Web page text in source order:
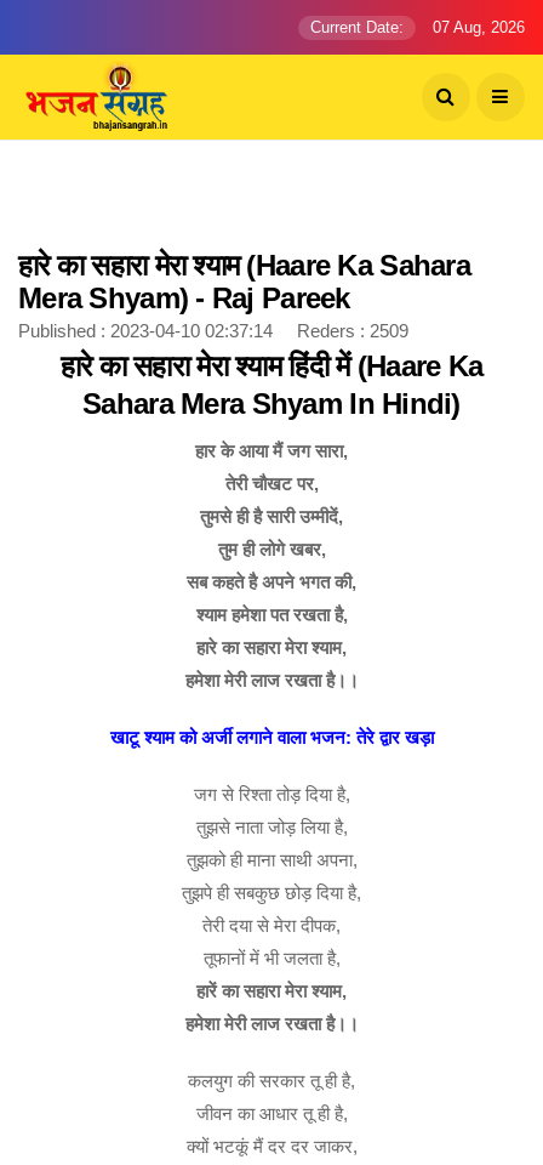
Current Date: 07 Aug, 2026
हारे का सहारा मेरा श्याम (Haare Ka Sahara
Mera Shyam) - Raj Pareek
Published : 2023-04-10 02:37:14 Reders : 2509
हारे का सहारा मेरा श्याम हिंदी में (Haare Ka
Sahara Mera Shyam In Hindi)
हार के आया मैं जग सारा,
तेरी चौखट पर,
तुमसे ही है सारी उम्मीदें,
तुम ही लोगे खबर,
सब कहते है अपने भगत की,
श्याम हमेशा पत रखता है,
हारे का सहारा मेरा श्याम,
हमेशा मेरी लाज रखता है।।
खाटू श्याम को अर्जी लगाने वाला भजन: तेरे द्वार खड़ा
जग से रिश्ता तोड़ दिया है,
तुझसे नाता जोड़ लिया है,
तुझको ही माना साथी अपना,
तुझपे ही सबकुछ छोड़ दिया है,
तेरी दया से मेरा दीपक,
तूफानों में भी जलता है,
हारें का सहारा मेरा श्याम,
हमेशा मेरी लाज रखता है।।
कलयुग की सरकार तू ही है,
जीवन का आधार तू ही है,
क्यों भटकूं मैं दर दर जाकर,